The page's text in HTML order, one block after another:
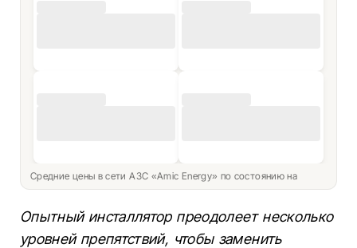
Средние цены в сети АЗС «Amic Energy» по состоянию на
Опытный инсталлятор преодолеет несколько
уровней препятствий, чтобы заменить